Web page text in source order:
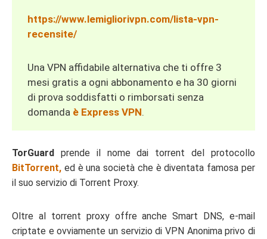
https://www.lemigliorivpn.com/lista-vpn-
recensite/
Una VPN affidabile alternativa che ti offre 3
mesi gratis a ogni abbonamento e ha 30 giorni
di prova soddisfatti o rimborsati senza
domanda è Express VPN.
TorGuard prende il nome dai torrent del protocollo
BitTorrent, ed è una società che è diventata famosa per
il suo servizio di Torrent Proxy.
Oltre al torrent proxy offre anche Smart DNS, e-mail
criptate e ovviamente un servizio di VPN Anonima privo di